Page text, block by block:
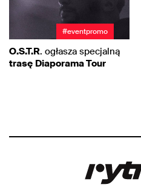
#eventpromo
O.S.T.R. ogłasza specjalną
trasę Diaporama Tour